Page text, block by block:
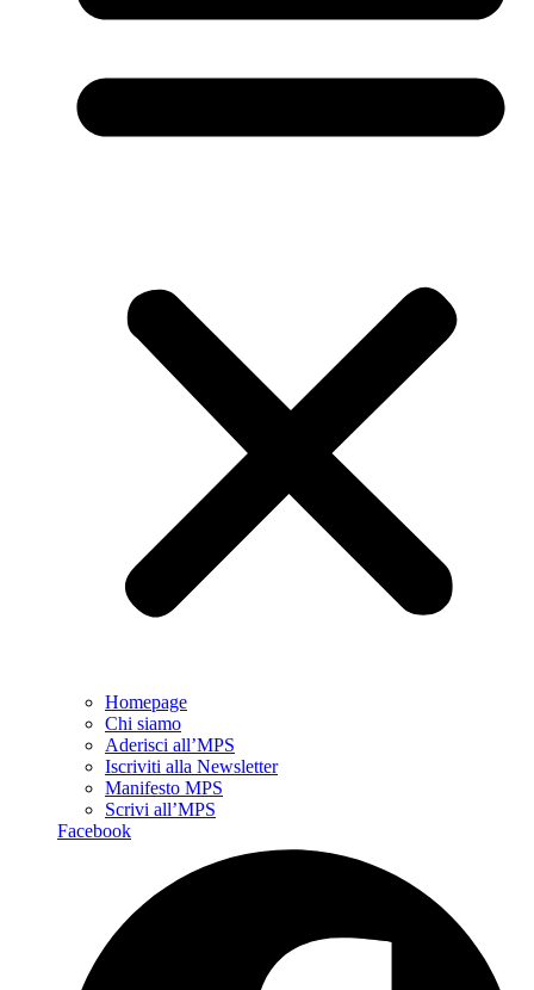
Homepage
Chi siamo
Aderisci all’MPS
Iscriviti alla Newsletter
Manifesto MPS
Scrivi all’MPS
Facebook